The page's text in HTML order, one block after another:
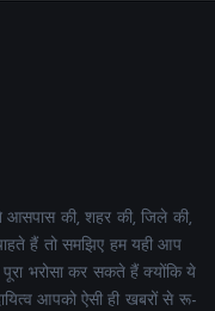
की, शहर की, जिले की,
हैं तो समझिए हम यही आप
भरोसा कर सकते हैं क्योंकि ये
आपको ऐसी ही खबरों से रू-